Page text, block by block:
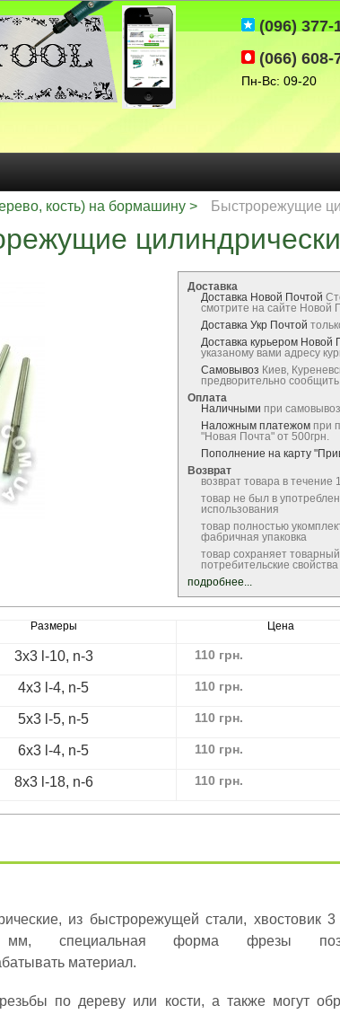
(096) 377-
(066) 608-
Пн-Вс: 09-20
кость) на бормашину Быстрорежущие
Доставка
Доставка Новой Почтой
смотрите на сайте Новой
Доставка Укр Почтой
Доставка курьером Новой
указаному вами адресу
Самовывоз Киев,
предворительно
Оплата
Наличными при
Наложным платежом при
"Новая Почта" от 500грн.
Пополнение на карту
Возврат
возврат товара в течение
товар не был в
использования
товар полностью
фабричная упаковка
товар сохраняет
потребительские свойства
подробнее...
Размеры Цена
3х3 l-10, n-3 110 грн.
4х3 l-4, n-5 110 грн.
5х3 l-5, n-5 110 грн.
6х3 l-4, n-5 110 грн.
8х3 l-18, n-6 110 грн.
из быстрорежущей стали, хвостовик
специальная форма фрезы
материал.
по дереву или кости, а также могут